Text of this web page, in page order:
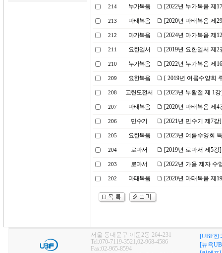
214 누가복음 [2022년 누가복음 제
213 마태복음 [2020년 마태복음 제
212 마가복음 [2024년 마가복음 제
211 요한일서 [2019년 요한일서 제
210 누가복음 [2022년 누가복음 제
209 요한복음 [ 2019년 여름수양회
208 고린도전서 [2023년 부활절 제 1
207 마태복음 [2020년 마태복음 제
206 민수기 [2021년 민수기 제7
205 요한복음 [2023년 여름수양회
204 로마서 [2019년 로마서 제5
203 로마서 [2022년 가을 제자 수
202 마태복음 [2020년 마태복음 제
서울 동대문구 이문2동 264-231
Tel:070-7119-3521,02-968-4586
Fax:02-965-8594
[UBF한
[뉴욕